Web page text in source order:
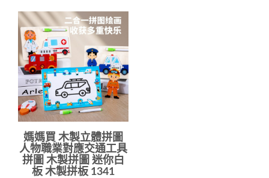
媽媽買 木製立體拼圖
人物職業對應交通工具
拼圖 木製拼圖 迷你白
板 木製拼板 1341